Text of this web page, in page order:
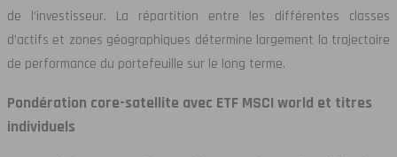
de l’investisseur. La répartition entre les différentes classes
d’actifs et zones géographiques détermine largement la trajectoire
de performance du portefeuille sur le long terme.
Pondération core-satellite avec ETF MSCI world et titres
individuels